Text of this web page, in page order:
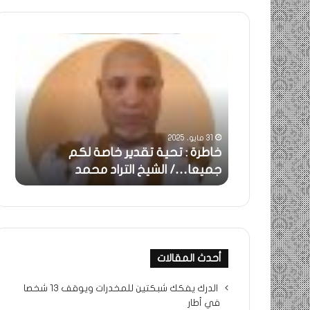
خاصة
الشيخ
التراد
محمد
31 مايو، 2025
خاطرة : تحية تقدير خاصة لكم
جميعا…/ الشيخ التراد محمد
أحدث المقالات
الدرك يفكك شبكتين للمخدرات ويوقف 13 شخصا
في أطار